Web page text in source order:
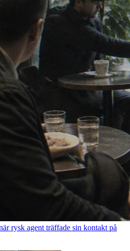
rysk agent träffade sin kontakt på